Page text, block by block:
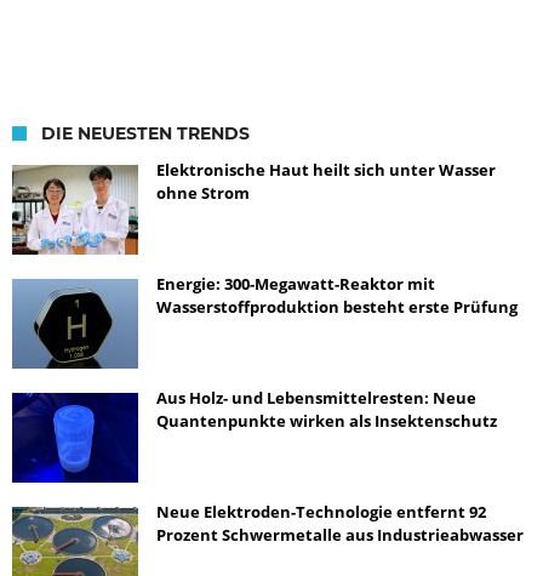
DIE NEUESTEN TRENDS
Elektronische Haut heilt sich unter Wasser
ohne Strom
Energie: 300-Megawatt-Reaktor mit
Wasserstoffproduktion besteht erste Prüfung
Aus Holz- und Lebensmittelresten: Neue
Quantenpunkte wirken als Insektenschutz
Neue Elektroden-Technologie entfernt 92
Prozent Schwermetalle aus Industrieabwasser